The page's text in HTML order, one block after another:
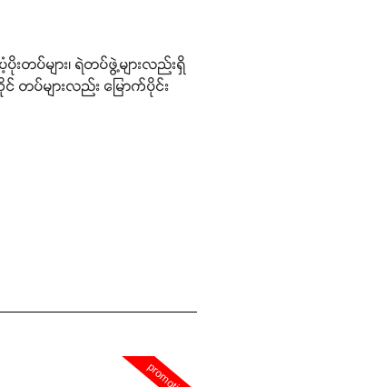
ပ်များ၊ ရဲတပ်ဖွဲ့များလည်းရှိ
များလည်း မြောက်ပိုင်း